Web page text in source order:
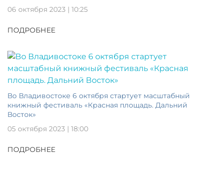
06 октября 2023 | 10:25
ПОДРОБНЕЕ
Во Владивостоке 6 октября стартует масштабный
книжный фестиваль «Красная площадь. Дальний
Восток»
05 октября 2023 | 18:00
ПОДРОБНЕЕ